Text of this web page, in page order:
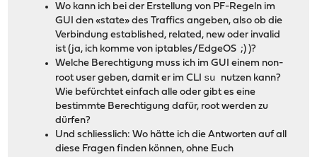
Wo kann ich bei der Erstellung von PF-Regeln im
GUI den «state» des Traffics angeben, also ob die
Verbindung established, related, new oder invalid
ist (ja, ich komme von iptables/EdgeOS ;) )?
Welche Berechtigung muss ich im GUI einem non-
root user geben, damit er im CLI su nutzen kann?
Wie befürchtet einfach alle oder gibt es eine
bestimmte Berechtigung dafür, root werden zu
dürfen?
Und schliesslich: Wo hätte ich die Antworten auf all
diese Fragen finden können, ohne Euch